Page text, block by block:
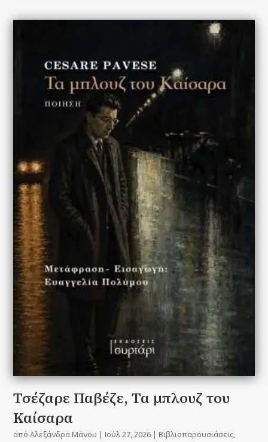
Τσέζαρε Παβέζε, Τα μπλουζ του
Καίσαρα
απόΑλεξάνδρα Μάνου | Ιούλ 27, 2026 | Βιβλιοπαρουσιάσεις,